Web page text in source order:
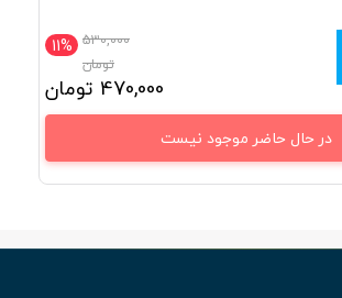
11% 530,000
تومان
470,000 تومان
در حال حاضر موجود نیست